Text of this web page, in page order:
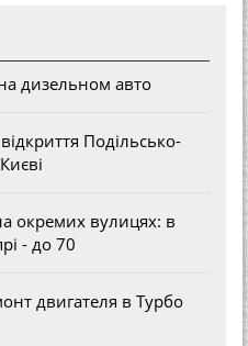
дизельном авто
Подільсько-
окремих вулицях: в
- до 70
двигателя в Турбо